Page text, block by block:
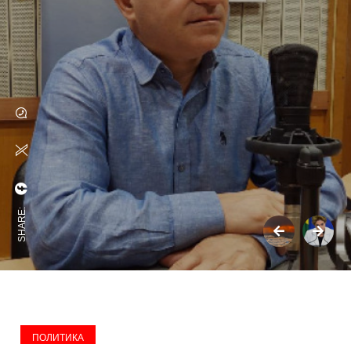
SHARE:
ПОЛИТИКА